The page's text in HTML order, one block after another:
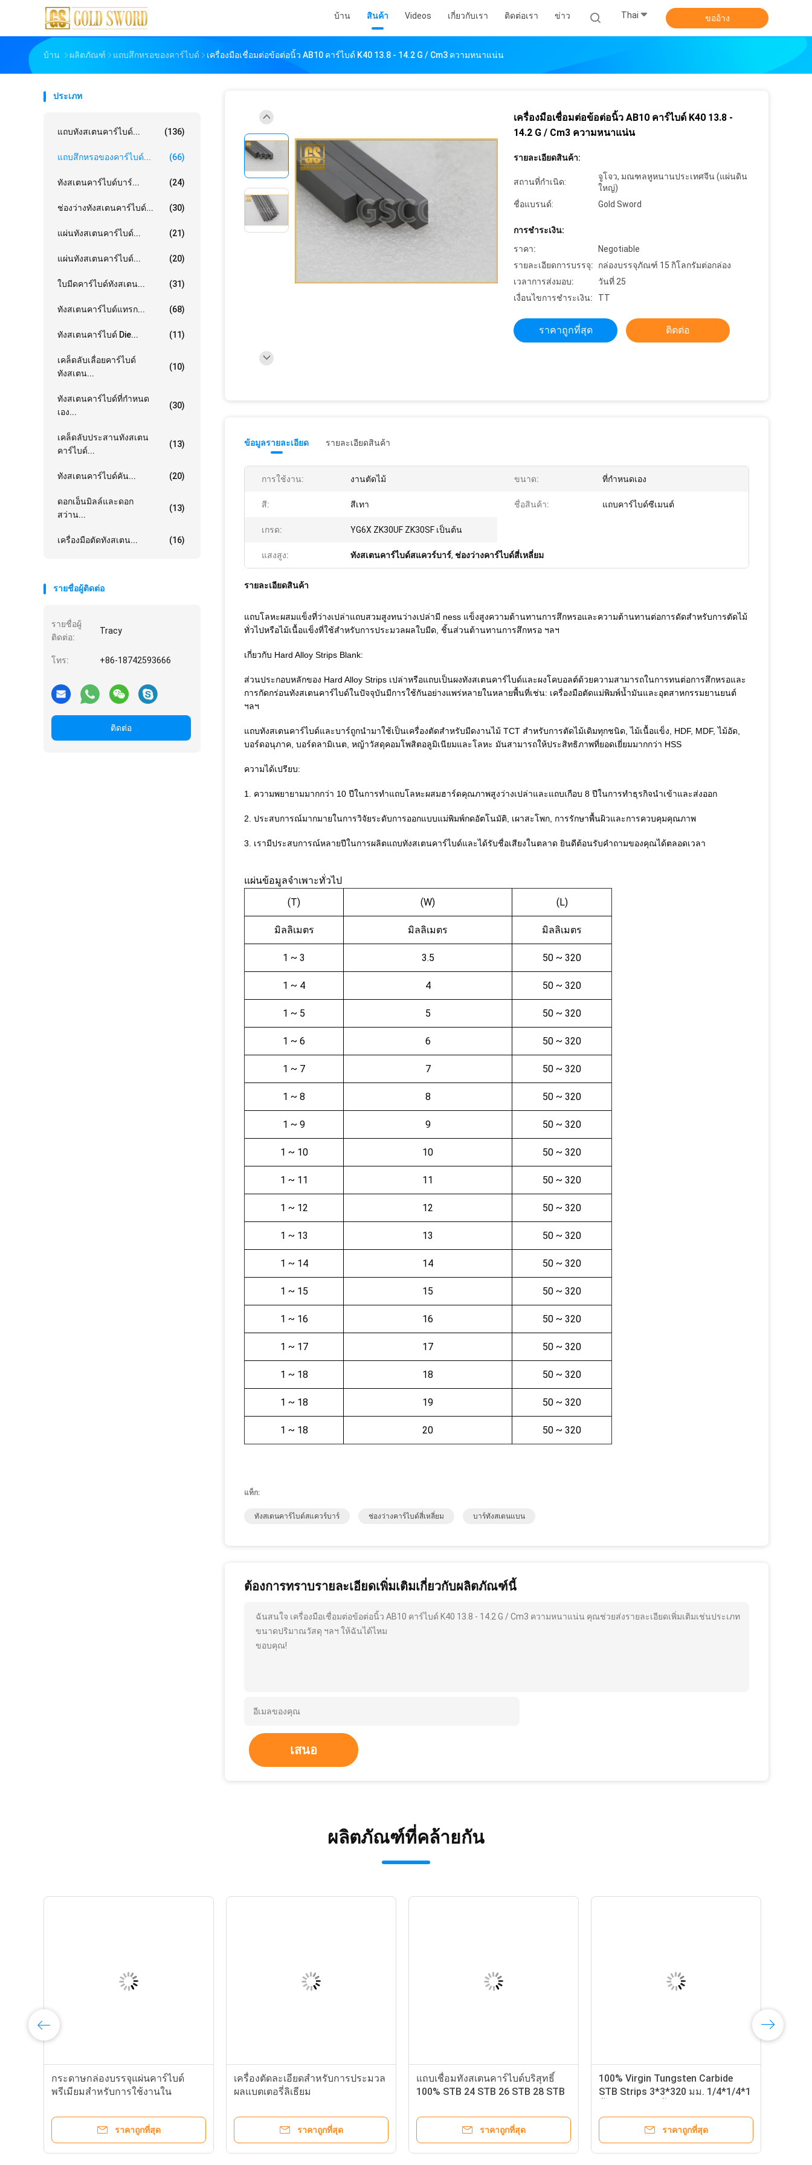
บ้าน สินค้า Videos เกี่ยวกับเรา ติดต่อเรา ข่าว Thai ขออ้าง
บ้าน ผลิตภัณฑ์ แถบสึกหรอของคาร์ไบด์ เครื่องมือเชื่อมต่อข้อต่อนิ้ว AB10 คาร์ไบด์ K40 13.8 - 14.2 G / Cm3 ความหนาแน่น
ประเภท
แถบทังสเตนคาร์ไบด์... (136)
แถบสึกหรอของคาร์ไบด์... (66)
ทังสเตนคาร์ไบด์บาร์... (24)
ช่องว่างทังสเตนคาร์ไบด์... (30)
แผ่นทังสเตนคาร์ไบด์... (21)
แผ่นทังสเตนคาร์ไบด์... (20)
ใบมีดคาร์ไบด์ทังสเตน... (31)
ทังสเตนคาร์ไบด์แทรก... (68)
ทังสเตนคาร์ไบด์ Die... (11)
เคล็ดลับเลื่อยคาร์ไบด์
ทังสเตน...
(10)
ทังสเตนคาร์ไบด์ที่กำหนด
เอง...
(30)
เคล็ดลับประสานทังสเตน
คาร์ไบด์...
(13)
ทังสเตนคาร์ไบด์คัน... (20)
ดอกเอ็นมิลล์และดอก
สว่าน...
(13)
เครื่องมือตัดทังสเตน... (16)
รายชื่อผู้ติดต่อ
รายชื่อผู้
ติดต่อ:
Tracy
โทร: +86-18742593666
ติดต่อ
เครื่องมือเชื่อมต่อข้อต่อนิ้ว AB10 คาร์ไบด์ K40 13.8 -
14.2 G / Cm3 ความหนาแน่น
รายละเอียดสินค้า:
สถานที่กำเนิด:
จูโจว, มณฑลหูหนานประเทศจีน (แผ่นดิน
ใหญ่)
ชื่อแบรนด์:
Gold Sword
การชำระเงิน:
ราคา:
Negotiable
รายละเอียดการบรรจุ:
กล่องบรรจุภัณฑ์ 15 กิโลกรัมต่อกล่อง
เวลาการส่งมอบ:
วันที่ 25
เงื่อนไขการชำระเงิน:
TT
ราคาถูกที่สุด ติดต่อ
ข้อมูลรายละเอียด รายละเอียดสินค้า
การใช้งาน: งานตัดไม้ ขนาด: ที่กำหนดเอง
สี: สีเทา ชื่อสินค้า: แถบคาร์ไบด์ซีเมนต์
เกรด: YG6X ZK30UF ZK30SF เป็นต้น
แสงสูง: ทังสเตนคาร์ไบด์สแควร์บาร์, ช่องว่างคาร์ไบด์สี่เหลี่ยม
รายละเอียดสินค้า
แถบโลหะผสมแข็งที่ว่างเปล่าแถบสวมสูงทนว่างเปล่ามี ness แข็งสูงความต้านทานการสึกหรอและความต้านทานต่อการดัดสำหรับการตัดไม้
ทั่วไปหรือไม้เนื้อแข็งที่ใช้สำหรับการประมวลผลใบมีด, ชิ้นส่วนต้านทานการสึกหรอ ฯลฯ
เกี่ยวกับ Hard Alloy Strips Blank:
ส่วนประกอบหลักของ Hard Alloy Strips เปล่าหรือแถบเป็นผงทังสเตนคาร์ไบด์และผงโคบอลต์ด้วยความสามารถในการทนต่อการสึกหรอและ
การกัดกร่อนทังสเตนคาร์ไบด์ในปัจจุบันมีการใช้กันอย่างแพร่หลายในหลายพื้นที่เช่น: เครื่องมือตัดแม่พิมพ์น้ำมันและอุตสาหกรรมยานยนต์
ฯลฯ
แถบทังสเตนคาร์ไบด์และบาร์ถูกนำมาใช้เป็นเครื่องตัดสำหรับมีดงานไม้ TCT สำหรับการตัดไม้เดิมทุกชนิด, ไม้เนื้อแข็ง, HDF, MDF, ไม้อัด,
บอร์ดอนุภาค, บอร์ดลามิเนต, หญ้าวัสดุคอมโพสิตอลูมิเนียมและโลหะ มันสามารถให้ประสิทธิภาพที่ยอดเยี่ยมมากกว่า HSS
ความได้เปรียบ:
1. ความพยายามมากกว่า 10 ปีในการทำแถบโลหะผสมฮาร์ดคุณภาพสูงว่างเปล่าและแถบเกือบ 8 ปีในการทำธุรกิจนำเข้าและส่งออก
2. ประสบการณ์มากมายในการวิจัยระดับการออกแบบแม่พิมพ์กดอัตโนมัติ, เผาสะโพก, การรักษาพื้นผิวและการควบคุมคุณภาพ
3. เรามีประสบการณ์หลายปีในการผลิตแถบทังสเตนคาร์ไบด์และได้รับชื่อเสียงในตลาด ยินดีต้อนรับคำถามของคุณได้ตลอดเวลา
แผ่นข้อมูลจำเพาะทั่วไป
(T)
(W) (L)
มิลลิเมตร มิลลิเมตร มิลลิเมตร
1 ~ 3 3.5 50 ~ 320
1 ~ 4 4 50 ~ 320
1 ~ 5 5 50 ~ 320
1 ~ 6 6 50 ~ 320
1 ~ 7 7 50 ~ 320
1 ~ 8 8 50 ~ 320
1 ~ 9 9 50 ~ 320
1 ~ 10 10 50 ~ 320
1 ~ 11 11 50 ~ 320
1 ~ 12 12 50 ~ 320
1 ~ 13 13 50 ~ 320
1 ~ 14 14 50 ~ 320
1 ~ 15 15 50 ~ 320
1 ~ 16 16 50 ~ 320
1 ~ 17 17 50 ~ 320
1 ~ 18 18 50 ~ 320
1 ~ 18 19 50 ~ 320
1 ~ 18 20 50 ~ 320
แท็ก:
ทังสเตนคาร์ไบด์สแควร์บาร์ ช่องว่างคาร์ไบด์สี่เหลี่ยม บาร์ทังสเตนแบน
ต้องการทราบรายละเอียดเพิ่มเติมเกี่ยวกับผลิตภัณฑ์นี้
ฉันสนใจ เครื่องมือเชื่อมต่อข้อต่อนิ้ว AB10 คาร์ไบด์ K40 13.8 - 14.2 G / Cm3 ความหนาแน่น คุณช่วยส่งรายละเอียดเพิ่มเติมเช่นประเภท
ขนาดปริมาณวัสดุ ฯลฯ ให้ฉันได้ไหม
ขอบคุณ!
เสนอ
ผลิตภัณฑ์ที่คล้ายกัน
กระดาษกล่องบรรจุแผ่นคาร์ไบด์
พรีเมียมสําหรับการใช้งานใน
ราคาถูกที่สุด
เครื่องตัดละเอียดสำหรับการประมวล
ผลแบตเตอรี่ลิเธียม
ราคาถูกที่สุด
แถบเชื่อมทังสเตนคาร์ไบด์บริสุทธิ์
100% STB 24 STB 26 STB 28 STB
ราคาถูกที่สุด
100% Virgin Tungsten Carbide
STB Strips 3*3*320 มม. 1/4*1/4*1
ราคาถูกที่สุด